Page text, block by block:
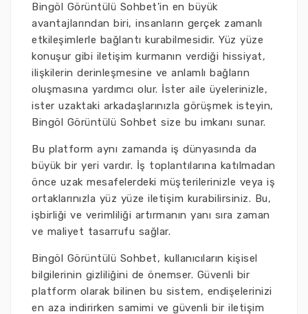
Bingöl Görüntülü Sohbet'in en büyük
avantajlarından biri, insanların gerçek zamanlı
etkileşimlerle bağlantı kurabilmesidir. Yüz yüze
konuşur gibi iletişim kurmanın verdiği hissiyat,
ilişkilerin derinleşmesine ve anlamlı bağların
oluşmasına yardımcı olur. İster aile üyelerinizle,
ister uzaktaki arkadaşlarınızla görüşmek isteyin,
Bingöl Görüntülü Sohbet size bu imkanı sunar.
Bu platform aynı zamanda iş dünyasında da
büyük bir yeri vardır. İş toplantılarına katılmadan
önce uzak mesafelerdeki müşterilerinizle veya iş
ortaklarınızla yüz yüze iletişim kurabilirsiniz. Bu,
işbirliği ve verimliliği artırmanın yanı sıra zaman
ve maliyet tasarrufu sağlar.
Bingöl Görüntülü Sohbet, kullanıcıların kişisel
bilgilerinin gizliliğini de önemser. Güvenli bir
platform olarak bilinen bu sistem, endişelerinizi
en aza indirirken samimi ve güvenli bir iletişim